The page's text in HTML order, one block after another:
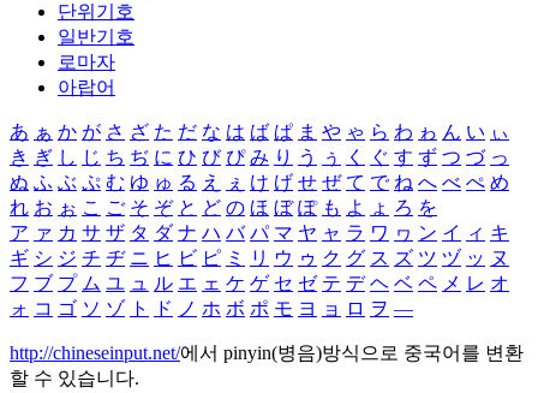
단위기호
일반기호
로마자
아랍어
あ ぁ か が さ ざ た だ な は ば ぱ ま や ゃ ら わ ゎ ん い ぃ
き ぎ し じ ち ぢ に ひ び ぴ み り う ぅ く ぐ す ず つ づ っ
ぬ ふ ぶ ぷ む ゆ ゅ る え ぇ け げ せ ぜ て で ね へ べ ぺ め
れ お ぉ こ ご そ ぞ と ど の ほ ぼ ぽ も よ ょ ろ を
ア ァ カ サ ザ タ ダ ナ ハ バ パ マ ヤ ャ ラ ワ ヮ ン イ ィ キ
ギ シ ジ チ ヂ ニ ヒ ビ ピ ミ リ ウ ゥ ク グ ス ズ ツ ヅ ッ ヌ
フ ブ プ ム ユ ュ ル エ ェ ケ ゲ セ ゼ テ デ ヘ ベ ペ メ レ オ
ォ コ ゴ ソ ゾ ト ド ノ ホ ボ ポ モ ヨ ョ ロ ヲ ―
http://chineseinput.net/에서 pinyin(병음)방식으로 중국어를 변환
할 수 있습니다.